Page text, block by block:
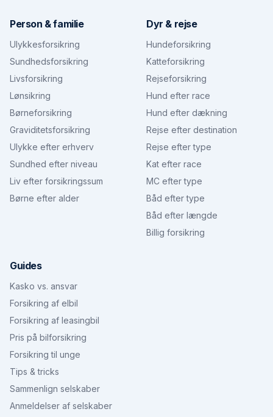
Person & familie
Ulykkesforsikring
Sundhedsforsikring
Livsforsikring
Lønsikring
Børneforsikring
Graviditetsforsikring
Ulykke efter erhverv
Sundhed efter niveau
Liv efter forsikringssum
Børne efter alder
Dyr & rejse
Hundeforsikring
Katteforsikring
Rejseforsikring
Hund efter race
Hund efter dækning
Rejse efter destination
Rejse efter type
Kat efter race
MC efter type
Båd efter type
Båd efter længde
Billig forsikring
Guides
Kasko vs. ansvar
Forsikring af elbil
Forsikring af leasingbil
Pris på bilforsikring
Forsikring til unge
Tips & tricks
Sammenlign selskaber
Anmeldelser af selskaber